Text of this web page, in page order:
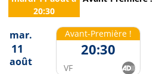
20:30
mar.
11
août
Avant-Première !
20:30
VF